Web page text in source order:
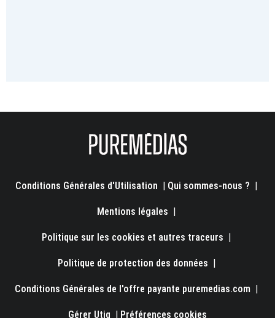
Conditions Générales d'Utilisation | Qui sommes-nous ? |
Mentions légales |
Politique sur les cookies et autres traceurs |
Politique de protection des données |
Conditions Générales de l'offre payante puremedias.com |
Gérer Utiq | Préférences cookies